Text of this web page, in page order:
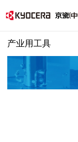
产业用工具